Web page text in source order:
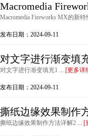
Macromedia
Macromedia Fireworks MX的新特
发布日期：2024-09-11
对文字进行渐变填
对文字进行渐变填充1 ... [更多详
发布日期：2024-09-11
撕纸边缘效果制作
撕纸边缘效果制作方法详解2 ... [